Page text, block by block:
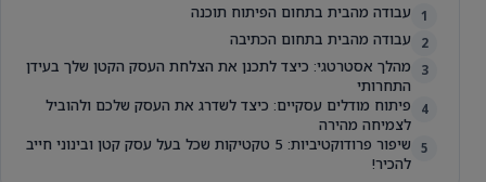
1 עבודה מהבית בתחום הפיתוח תוכנה
2 עבודה מהבית בתחום הכתיבה
3
מהלך אסטרטגי: כיצד לתכנן את הצלחת העסק הקטן שלך בעידן
התחרותי
4
פיתוח מודלים עסקיים: כיצד לשדרג את העסק שלכם ולהוביל
לצמיחה מהירה
5
שיפור פרודוקטיביות: 5 טקטיקות שכל בעל עסק קטן ובינוני חייב
להכיר!